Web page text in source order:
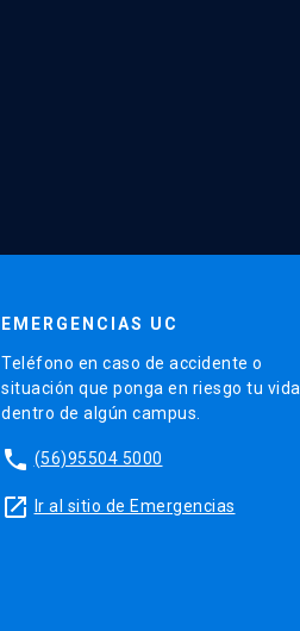
EMERGENCIAS UC
Teléfono en caso de accidente o
situación que ponga en riesgo tu vida
dentro de algún campus.
phone (56)95504 5000
launch Ir al sitio de Emergencias